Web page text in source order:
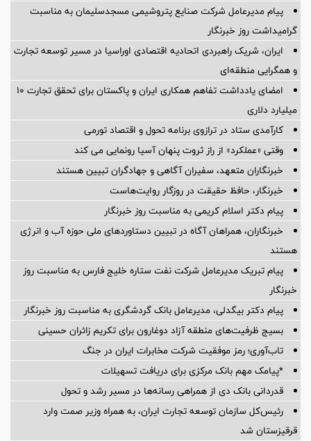
پیام مدیرعامل شركت صنایع پتروشیمی مسجدسلیمان به مناسبت
گرامیداشت روز خبرنگار
ایران، شریک راهبردی اتحادیه اقتصادی اوراسیا در مسیر توسعه تجارت
و همگرایی منطقه‌ای
امضای یادداشت تفاهم همکاری ایران و پاکستان برای تحقق تجارت ۱۰
میلیارد دلاری
کارآمدی ستاد در ترازوی برنامه تحول و اقتصاد تورمی
وقتی «عملکرد» از راز ثروت پنهان آسیا رونمایی می کند
خبرنگاران متعهد، سفیران آگاهی و جهادگران تبیین هستند
خبرنگار، حافظ حقیقت در روزگار روایت‌هاست
پیام دکتر اسلام کریمی به مناسبت روز خبرنگار
خبرنگاران، همراهان آگاه در تبیین دستاوردهای ملی حوزه آب و انرژی
هستند
پیام تبریک مدیرعامل شرکت نفت ستاره خلیج فارس به مناسبت روز
خبرنگار
پیام دکتر بیگدلی، مدیرعامل بانک گردشگری به مناسبت روز خبرنگار
بسیج ظرفیت‌های منطقه آزاد دوغارون برای تکریم زائران حسینی
تاب‌آوری؛ رمز موفقیت شرکت مخابرات ایران در جنگ
*پیامک مهم بانک مرکزی برای دریافت تسهیلات
قدردانی بانک دی از همراهی رسانه‌ها در مسیر رشد و تحول
رئیس‌کل سازمان توسعه تجارت ایران، به همراه وزیر صمت وارد
قرقیزستان شد